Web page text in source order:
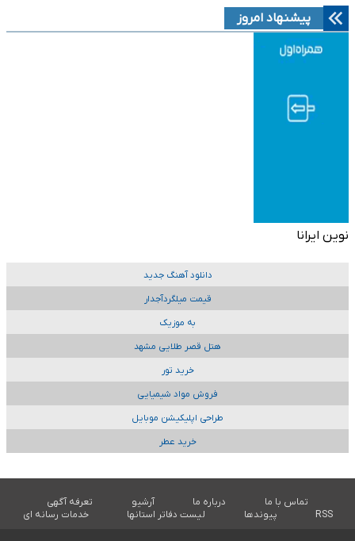
پیشنهاد امروز
نوین ایرانا
دانلود آهنگ جدید
قیمت میلگردآجدار
به موزیک
هتل قصر طلایی مشهد
خرید تور
فروش مواد شیمیایی
طراحی اپلیکیشن موبایل
خرید عطر
تماس با ما درباره ما آرشیو
تعرفه آگهی
RSS
پیوندها لیست دفاتر استانها خدمات رسانه ای